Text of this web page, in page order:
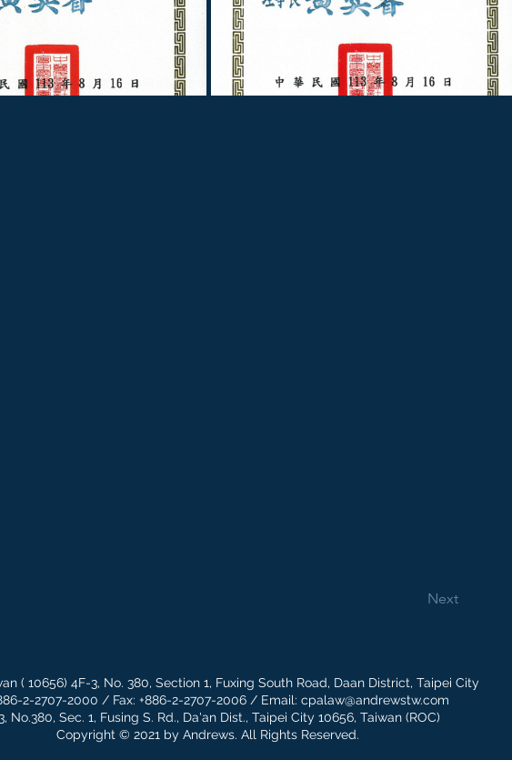
Next
( 10656) 4F-3, No. 380, Section 1, Fuxing South Road, Daan District, Taipei City
2-2707-2000 / Fax: +886-2-2707-2006 / Email: cpalaw@andrewstw.com
No.380, Sec. 1, Fusing S. Rd., Da'an Dist., Taipei City 10656, Taiwan (ROC)
Copyright © 2021 by Andrews. All Rights Reserved.